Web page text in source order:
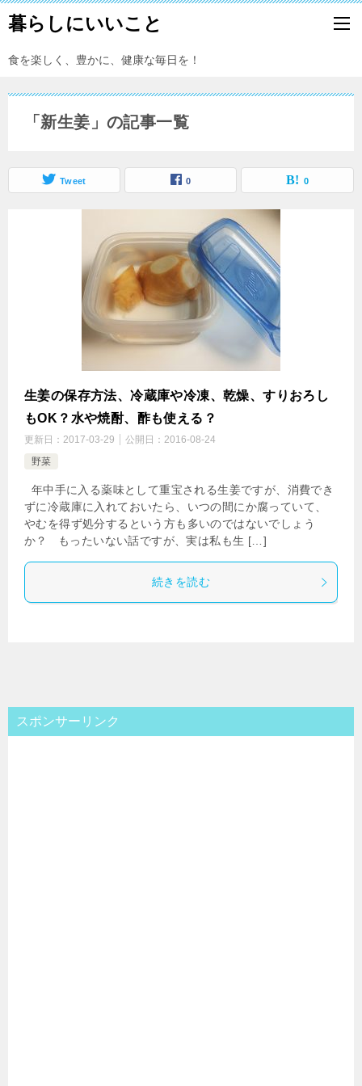
暮らしにいいこと
食を楽しく、豊かに、健康な毎日を！
「新生姜」の記事一覧
Tweet 0 0
生姜の保存方法、冷蔵庫や冷凍、乾燥、すりおろし
もOK？水や焼酎、酢も使える？
更新日： 2017-03-29 公開日： 2016-08-24
野菜
年中手に入る薬味として重宝される生姜ですが、消費でき
ずに冷蔵庫に入れておいたら、いつの間にか腐っていて、
やむを得ず処分するという方も多いのではないでしょう
か？ もったいない話ですが、実は私も生 […]
続きを読む
スポンサーリンク